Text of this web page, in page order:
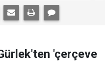
'çerçeve